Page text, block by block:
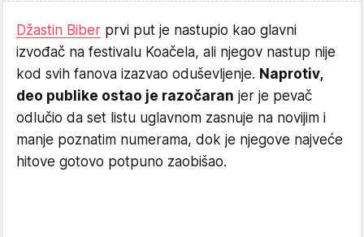
Džastin Biber prvi put je nastupio kao glavni
izvođač na festivalu Koačela, ali njegov nastup nije
kod svih fanova izazvao oduševljenje. Naprotiv,
deo publike ostao je razočaran jer je pevač
odlučio da set listu uglavnom zasnuje na novijim i
manje poznatim numerama, dok je njegove najveće
hitove gotovo potpuno zaobišao.